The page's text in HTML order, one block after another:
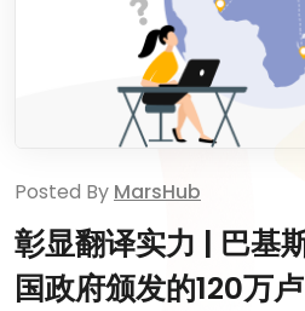
Posted By MarsHub
彰显翻译实力 | 巴基
国政府颁发的120万